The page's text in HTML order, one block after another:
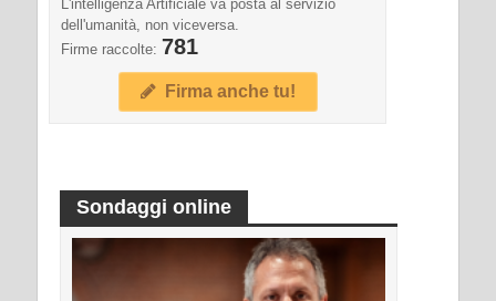
L'intelligenza Artificiale va posta al servizio
dell'umanità, non viceversa.
Firme raccolte: 781
Firma anche tu!
Sondaggi online